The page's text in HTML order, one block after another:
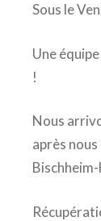
Sous le
Une
!
Nous
après